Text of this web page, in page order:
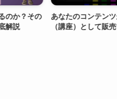
あなたのコンテンツがオンライ
（講座）として販売できる3つの